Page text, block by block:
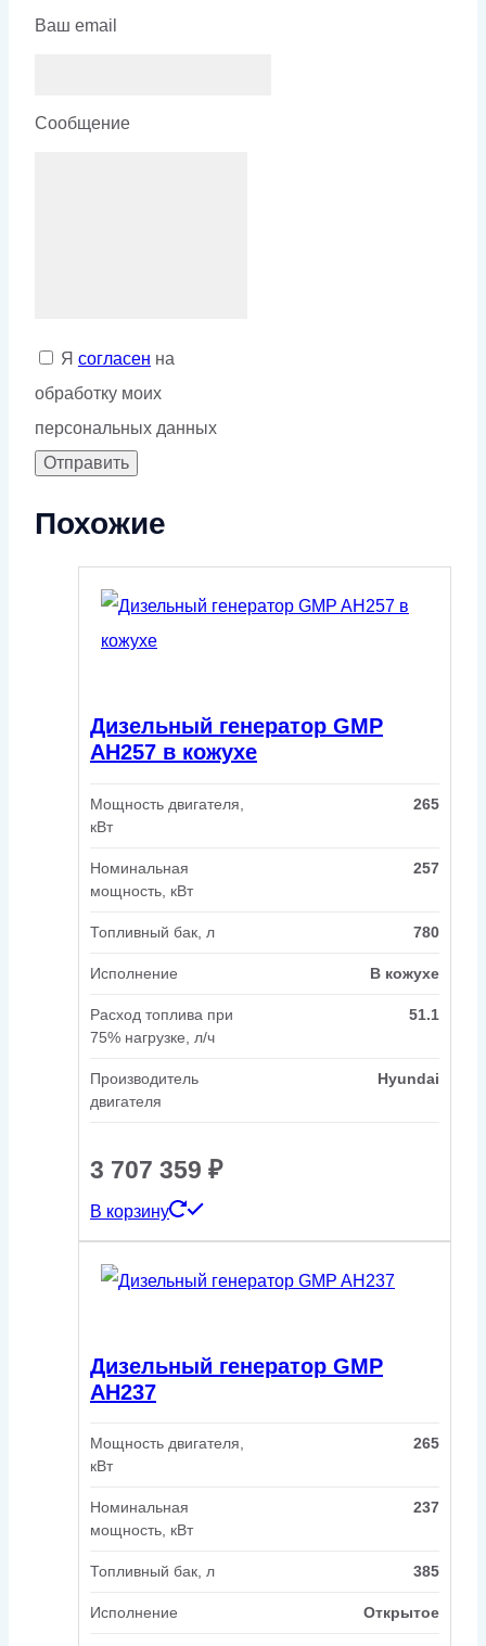
Ваш email
Сообщение
Я согласен на
обработку моих
персональных данных
Похожие
Дизельный генератор GMP
AH257 в кожухе
Мощность двигателя,
кВт
265
Номинальная
мощность, кВт
257
Топливный бак, л 780
Исполнение В кожухе
Расход топлива при
75% нагрузке, л/ч
51.1
Производитель
двигателя
Hyundai
3 707 359 ₽
В корзину
Дизельный генератор GMP
AH237
Мощность двигателя,
кВт
265
Номинальная
мощность, кВт
237
Топливный бак, л 385
Исполнение Открытое